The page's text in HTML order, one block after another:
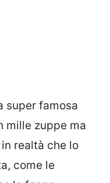
super famosa
mille zuppe ma
realtà che lo
come le